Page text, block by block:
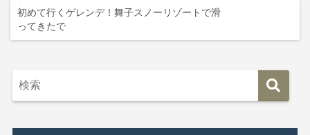
初めて行くゲレンデ！舞子スノーリゾートで滑
ってきたで